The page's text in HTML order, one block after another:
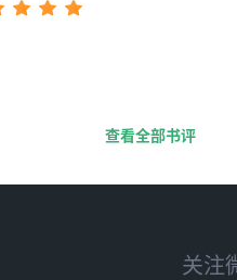
查看全部书评
关注